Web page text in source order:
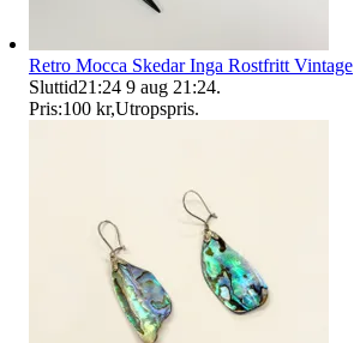
Retro Mocca Skedar Inga Rostfritt Vintage
Sluttid21:24 9 aug 21:24.
Pris:100 kr,Utropspris.